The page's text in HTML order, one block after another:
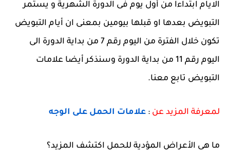
الايام ابتداءا من أول يوم فى الدورة الشهرية و يستمر
التبويض بعدها او قبلها بيومين بمعنى ان أيام التبويض
تكون خلال الفترة من اليوم رقم 7 من بداية الدورة الى
اليوم رقم 11 من بداية الدورة وسنذكر أيضا علامات
التبويض تابع معنا.
لمعرفة المزيد عن : علامات الحمل على الوجه
ما هى الأعراض المؤدية للحمل اكتشف المزيد؟